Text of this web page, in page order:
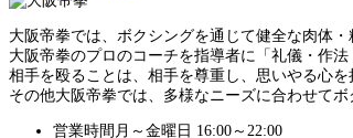
大阪帝拳では、ボクシングを通じて健全な肉体
大阪帝拳のプロのコーチを指導者に「礼儀・作
相手を殴ることは、相手を尊重し、思いやる心
その他大阪帝拳では、多様なニーズに合わせて
営業時間 月～金曜日 16:00～22:00